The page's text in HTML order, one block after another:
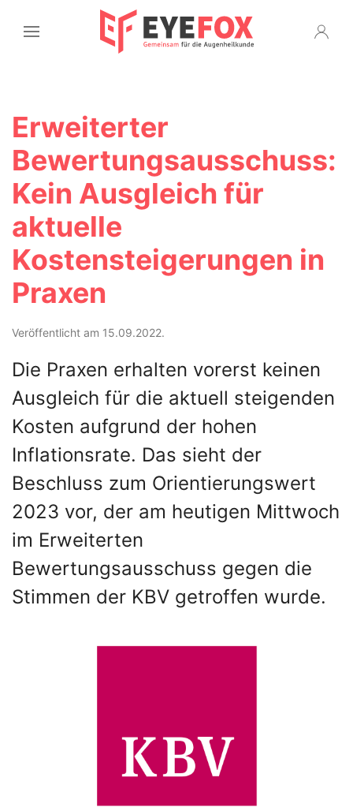
Erweiterter
Bewertungsausschuss:
Kein Ausgleich für
aktuelle
Kostensteigerungen in
Praxen
Veröffentlicht am 15.09.2022.
Die Praxen erhalten vorerst keinen
Ausgleich für die aktuell steigenden
Kosten aufgrund der hohen
Inflationsrate. Das sieht der
Beschluss zum Orientierungswert
2023 vor, der am heutigen Mittwoch
im Erweiterten
Bewertungsausschuss gegen die
Stimmen der KBV getroffen wurde.